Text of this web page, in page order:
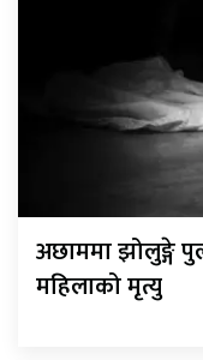
अछाममा झोलुङ्गे
महिलाको मृत्यु